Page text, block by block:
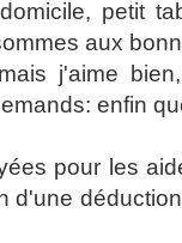
petit
aux
j'aime
enfin
pour les
d'une